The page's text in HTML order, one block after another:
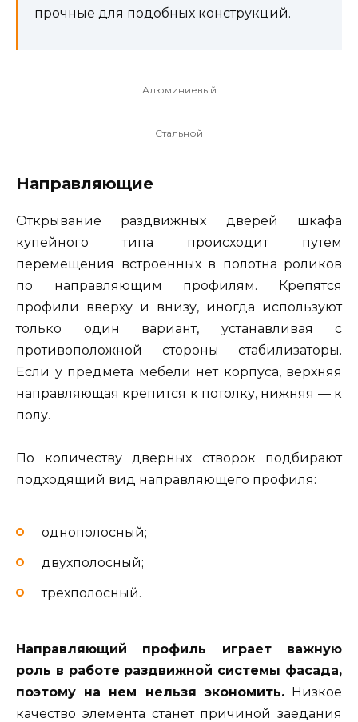
прочные для подобных конструкций.
Алюминиевый
Стальной
Направляющие
Открывание раздвижных дверей шкафа
купейного типа происходит путем
перемещения встроенных в полотна роликов
по направляющим профилям. Крепятся
профили вверху и внизу, иногда используют
только один вариант, устанавливая с
противоположной стороны стабилизаторы.
Если у предмета мебели нет корпуса, верхняя
направляющая крепится к потолку, нижняя — к
полу.
По количеству дверных створок подбирают
подходящий вид направляющего профиля:
однополосный;
двухполосный;
трехполосный.
Направляющий профиль играет важную
роль в работе раздвижной системы фасада,
поэтому на нем нельзя экономить.Низкое
качество элемента станет причиной заедания